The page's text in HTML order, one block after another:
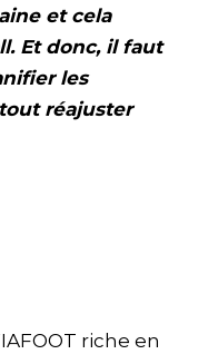
et cela
Et donc, il faut
les
réajuster
riche en